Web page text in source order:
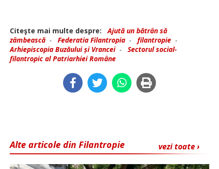
Citeşte mai multe despre:
Ajută un bătrân să
zâmbească - Federatia Filantropia - filantropie -
Arhiepiscopia Buzăului și Vrancei- Sectorul social-
filantropic al Patriarhiei Române
vezi toate ›
Alte articole din Filantropie